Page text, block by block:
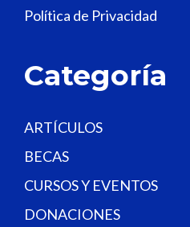
b
n
.
Política de Privacidad
Categoría
ARTÍCULOS
BECAS
CURSOS Y EVENTOS
DONACIONES